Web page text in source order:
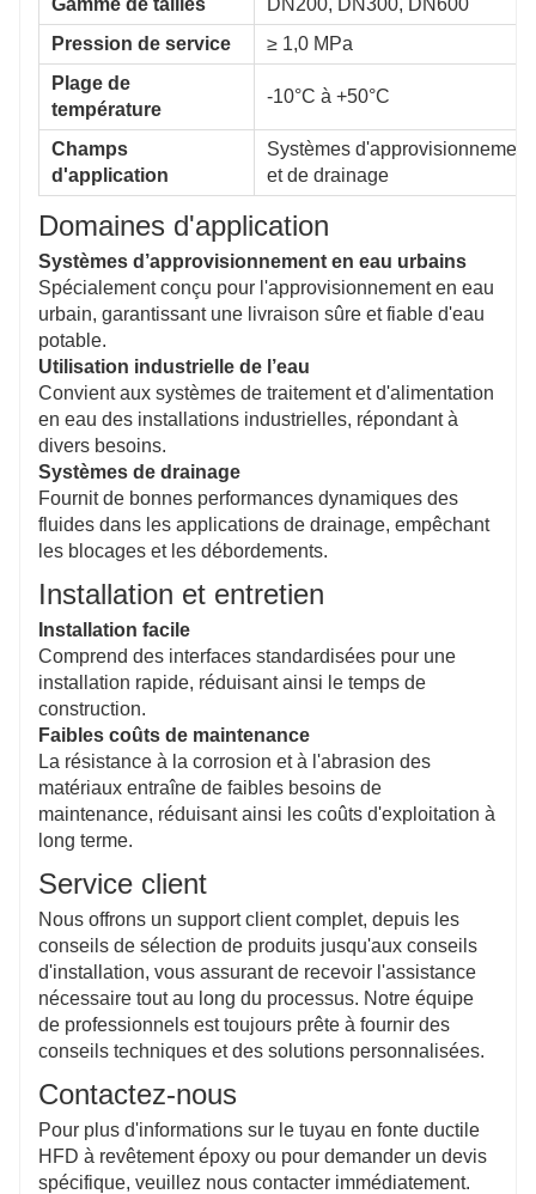
Pression de service
≥ 1,0 MPa
Plage de
température
-10°C à +50°C
Champs
d'application
Systèmes
et de drainage
Domaines d'application
Systèmes d’approvisionnement en eau urbains
Spécialement conçu pour l'approvisionnement en eau
urbain, garantissant une livraison sûre et fiable d'eau
potable.
Utilisation industrielle de l’eau
Convient aux systèmes de traitement et d'alimentation
en eau des installations industrielles, répondant à
divers besoins.
Systèmes de drainage
Fournit de bonnes performances dynamiques des
fluides dans les applications de drainage, empêchant
les blocages et les débordements.
Installation et entretien
Installation facile
Comprend des interfaces standardisées pour une
installation rapide, réduisant ainsi le temps de
construction.
Faibles coûts de maintenance
La résistance à la corrosion et à l'abrasion des
matériaux entraîne de faibles besoins de
maintenance, réduisant ainsi les coûts d'exploitation à
long terme.
Service client
Nous offrons un support client complet, depuis les
conseils de sélection de produits jusqu'aux conseils
d'installation, vous assurant de recevoir l'assistance
nécessaire tout au long du processus. Notre équipe
de professionnels est toujours prête à fournir des
conseils techniques et des solutions personnalisées.
Contactez-nous
Pour plus d'informations sur le tuyau en fonte ductile
HFD à revêtement époxy ou pour demander un devis
spécifique, veuillez nous contacter immédiatement.